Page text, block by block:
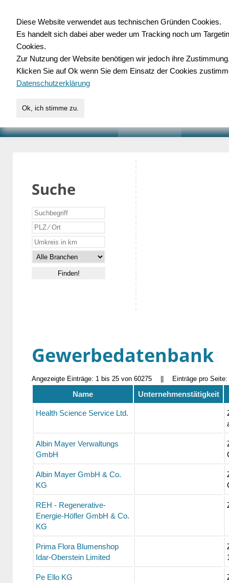
für Handwerk,
Suche
Gewerbedatenbank
Angezeigte Einträge: 1 bis 25 von 60275 Einträge pro Seite:
Name Unternehmenstätigkeit
Health Science Service Ltd.
Albin Mayer Verwaltungs
GmbH
Albin Mayer GmbH & Co.
KG
REH - Regenerative-
Energie-Höfler GmbH & Co.
KG
Prima Flora Blumenshop
Idar-Oberstein Limited
Pe Ello KG
Diese Website verwendet aus technischen Gründen Cookies.
Es handelt sich dabei aber weder um Tracking noch um
Cookies.
Zur Nutzung der Website benötigen wir jedoch ihre
Klicken Sie auf Ok wenn Sie dem Einsatz der Cookies
Datenschutzerklärung
Ok, ich stimme zu.